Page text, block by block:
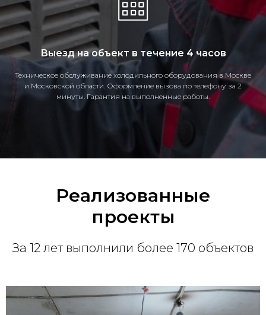
Выезд на объект в течение 4 часов
Техническое обслуживание холодильного оборудования в Москве
и Московской области. Оформление вызова по телефону за 2
минуты. Гарантия на выполненные работы.
Реализованные
проекты
За 12 лет выполнили более 170 объектов